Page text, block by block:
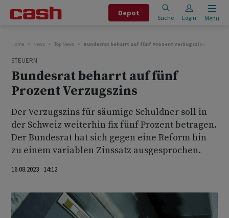
Depot
Suche Login Menu
Home News Top News Bundesrat beharrt auf fünf Prozent Verzugszins
STEUERN
Bundesrat beharrt auf fünf
Prozent Verzugszins
Der Verzugszins für säumige Schuldner soll in
der Schweiz weiterhin fix fünf Prozent betragen.
Der Bundesrat hat sich gegen eine Reform hin
zu einem variablen Zinssatz ausgesprochen.
16.08.2023 14:12